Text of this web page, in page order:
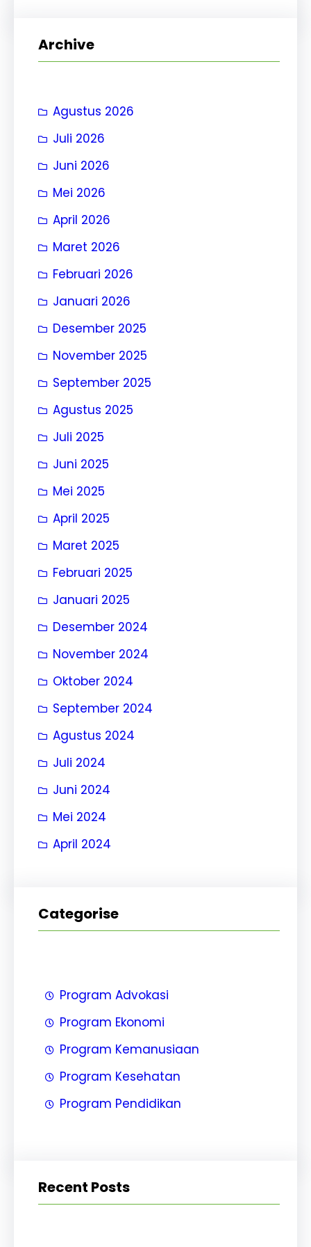
Archive
Agustus 2026
Juli 2026
Juni 2026
Mei 2026
April 2026
Maret 2026
Februari 2026
Januari 2026
Desember 2025
November 2025
September 2025
Agustus 2025
Juli 2025
Juni 2025
Mei 2025
April 2025
Maret 2025
Februari 2025
Januari 2025
Desember 2024
November 2024
Oktober 2024
September 2024
Agustus 2024
Juli 2024
Juni 2024
Mei 2024
April 2024
Categorise
Program Advokasi
Program Ekonomi
Program Kemanusiaan
Program Kesehatan
Program Pendidikan
Recent Posts